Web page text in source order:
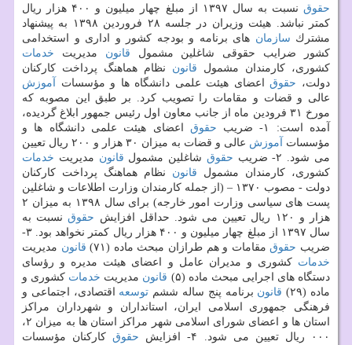
حقوق
نسبت به سال ۱۳۹۷ از مبلغ چهار میلیون و ۴۰۰ هزار ریال
كمتر نباشد. هیئت وزیران در جلسه ۲۸ فروردین ۱۳۹۸ به پیشنهاد
مشترك سازمان های برنامه و بودجه كشور و اداری و استخدامی
كشور ضرایب حقوقی شاغلین مشمول قانون مدیریت خدمات
كشوری، كارمندان مشمول قانون نظام هماهنگ پرداخت كاركنان
دولت، حقوقاعضای هیئت علمی دانشگاه ها و مؤسسات
آموزش
عالی و قضات و مقامات را تصویب كرد. بر طبق این مصوبه كه
مورخ ۳۱ فرودین ماه از جانب معاون اول رئیس جمهور ابلاغ گردیده،
آمده است: ۱- ضریب
حقوق اعضای هیئت علمی دانشگاه ها و
مؤسسات
آموزش
عالی و قضات به میزان ۳۰ هزار و ۲۰۰ ریال تعیین
می شود. ۲- ضریب
حقوق شاغلین مشمول قانون مدیریت خدمات
كشوری، كارمندان مشمول قانون نظام هماهنگ پرداخت كاركنان
دولت - مصوب ۱۳۷۰ – (از جمله كارمندان وزارت اطلاعات و شاغلین
پست های سیاسی وزارت امور خارجه) برای سال ۱۳۹۸ به میزان ۲
هزار و ۱۲۰ ریال تعیین می شود. حداقل افزایش
حقوقنسبت به
سال ۱۳۹۷ از مبلغ چهار میلیون و ۴۰۰ هزار ریال كمتر نخواهد بود. ۳-
ضریب حقوقمقامات و هم طرازان مبحث ماده (۷۱) قانون مدیریت
خدمات كشوری و مدیران عامل و اعضای هیئت مدیره و رؤسای
دستگاه های اجرایی مبحث ماده (۵)
قانون مدیریت خدمات كشوری و
ماده (۲۹)
قانون برنامه پنج ساله ششم توسعه اقتصادی، اجتماعی و
فرهنگی جمهوری اسلامی ایران، استانداران و شهرداران مراكز
استان ها و اعضای شورای اسلامی شهر مراكز استان ها به میزان ۲،
۰۰۰ ریال تعیین می شود. ۴- افزایش
حقوقكاركنان مؤسسات